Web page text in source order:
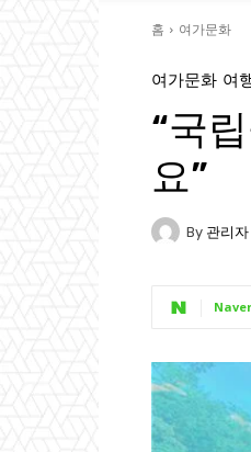
홈 여가문화
여가문화 여
“국
요”
By 관리자
Naver